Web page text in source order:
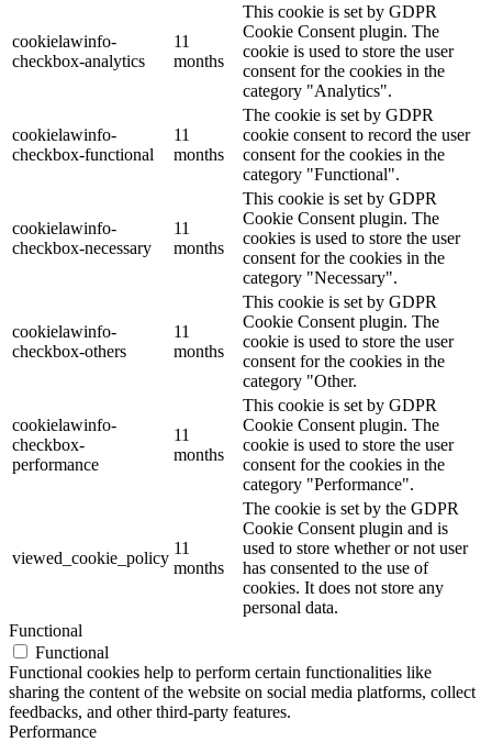
cookielawinfo-
checkbox-analytics
11
months
This cookie is set by GDPR
Cookie Consent plugin. The
cookie is used to store the user
consent for the cookies in the
category "Analytics".
cookielawinfo-
checkbox-functional
11
months
The cookie is set by GDPR
cookie consent to record the user
consent for the cookies in the
category "Functional".
cookielawinfo-
checkbox-necessary
11
months
This cookie is set by GDPR
Cookie Consent plugin. The
cookies is used to store the user
consent for the cookies in the
category "Necessary".
cookielawinfo-
checkbox-others
11
months
This cookie is set by GDPR
Cookie Consent plugin. The
cookie is used to store the user
consent for the cookies in the
category "Other.
cookielawinfo-
checkbox-
performance
11
months
This cookie is set by GDPR
Cookie Consent plugin. The
cookie is used to store the user
consent for the cookies in the
category "Performance".
viewed_cookie_policy
11
months
The cookie is set by the GDPR
Cookie Consent plugin and is
used to store whether or not user
has consented to the use of
cookies. It does not store any
personal data.
Functional
Functional
Functional cookies help to perform certain functionalities like
sharing the content of the website on social media platforms, collect
feedbacks, and other third-party features.
Performance